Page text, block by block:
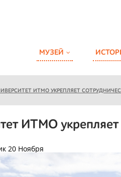
МУЗЕЙ
ИТМО УКРЕПЛЯЕТ
ИТМО
20 Ноября